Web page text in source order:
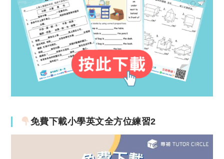
免費下載小學英文全方位練習2